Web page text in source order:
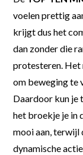
voelen prettig
krijgt dus het
dan zonder die
protesteren. Het
om beweging te
Daardoor kun je
het broekje je in
mooi aan, terwijl
dynamische